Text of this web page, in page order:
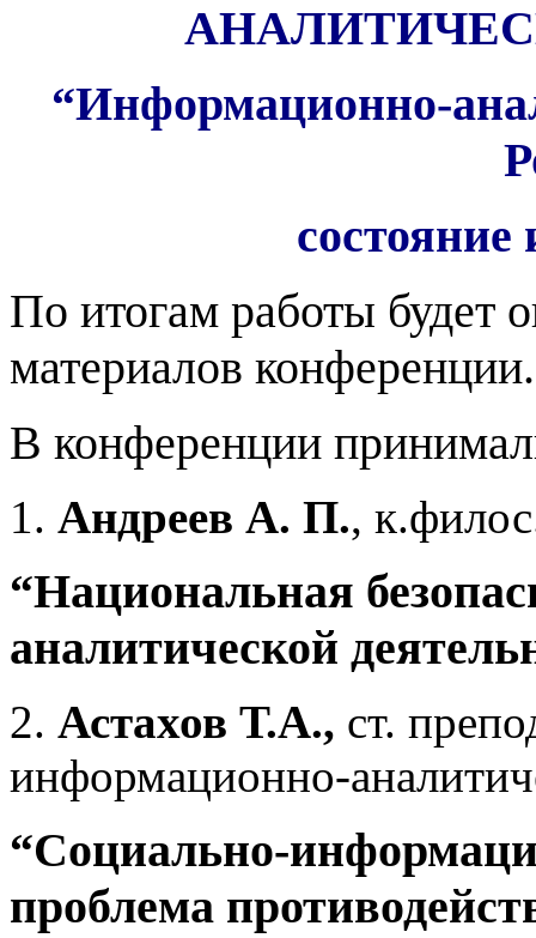
“Информационно-
По итогам работы будет
материалов конференции.
В конференции
1. Андреев А. П.,
“Национальная
аналитической
2. Астахов Т.А., ст.
информационно-
“Социально-
проблема